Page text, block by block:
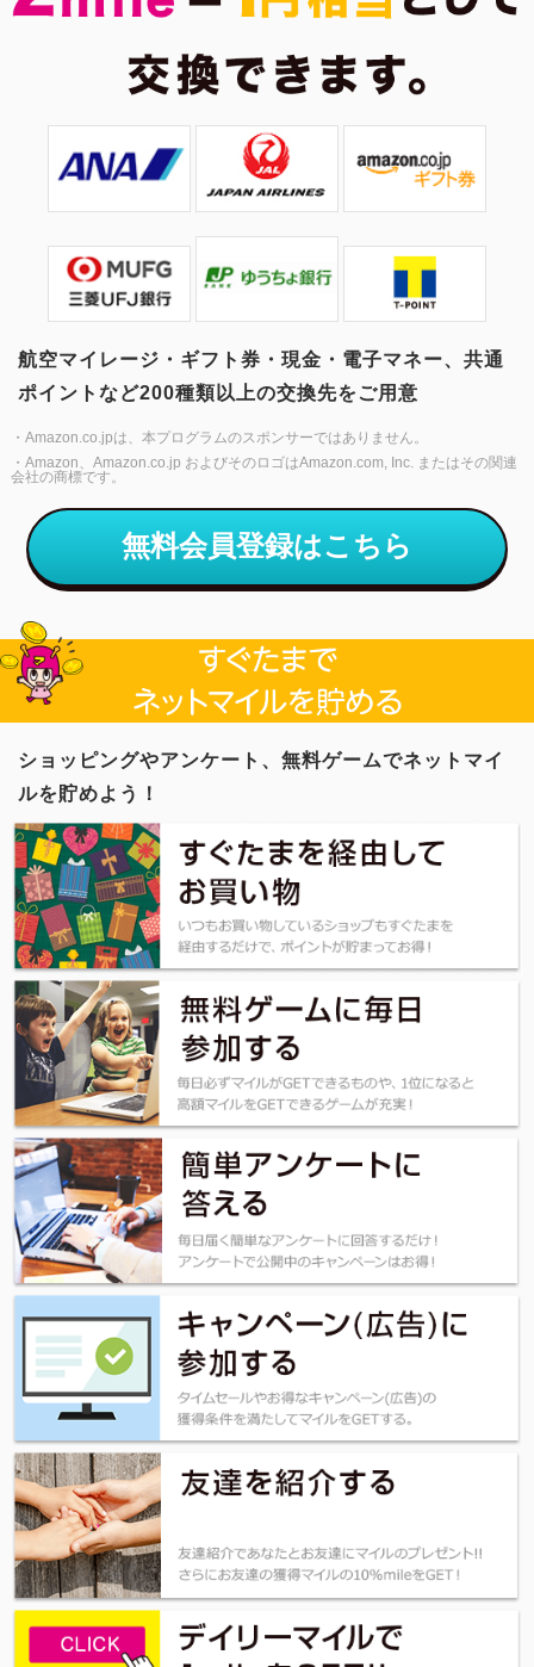
航空マイレージ・ギフト券・現金・電子マネー、共通
ポイントなど200種類以上の交換先をご用意
・Amazon.co.jpは、本プログラムのスポンサーではありません。
・Amazon、Amazon.co.jp およびそのロゴはAmazon.com, Inc. またはその関連
会社の商標です。
無料会員登録はこちら
ショッピングやアンケート、無料ゲームでネットマイ
ルを貯めよう！